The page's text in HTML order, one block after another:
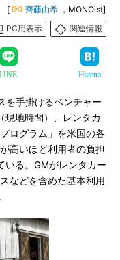
[ 齊藤由希 ，MONOist]
PC用表示
関連情報
Hatena
手掛けるベンチャー
現地時間）、レンタカ
ログラム」を米国の各
高いほど利用者の負担
いる。GMがレンタカー
などを含めた基本利用